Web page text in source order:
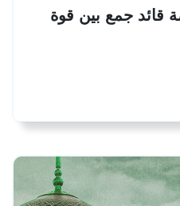
الخطاب7 قصة قائد جمع بين قوة